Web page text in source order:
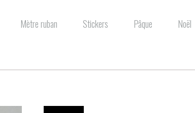
Mètre ruban Stickers Pâque Noël